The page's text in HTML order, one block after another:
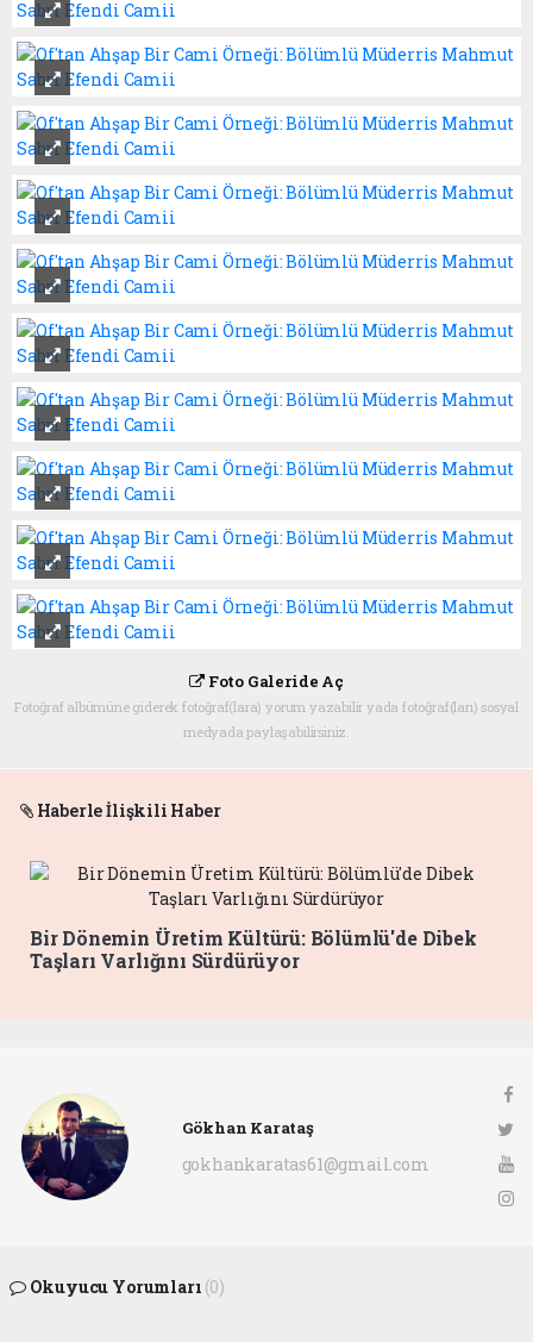
Foto Galeride Aç
Fotoğraf albümüne giderek fotoğraf(lara) yorum yazabilir yada fotoğraf(ları) sosyal
medyada paylaşabilirsiniz.
Haberle İlişkili Haber
Bir Dönemin Üretim Kültürü: Bölümlü'de Dibek
Taşları Varlığını Sürdürüyor
Gökhan Karataş
gokhankaratas61@gmail.com
Okuyucu Yorumları (0)